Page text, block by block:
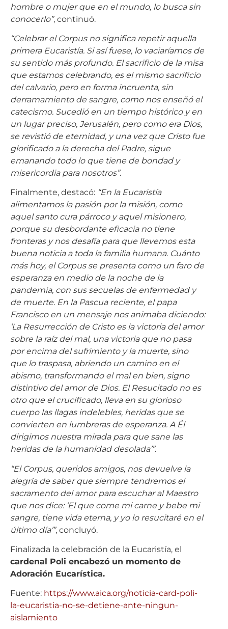
hombre o mujer que en el mundo, lo busca sin
conocerlo”, continuó.
“Celebrar el Corpus no significa repetir aquella
primera Eucaristía. Si así fuese, lo vaciaríamos de
su sentido más profundo. El sacrificio de la misa
que estamos celebrando, es el mismo sacrificio
del calvario, pero en forma incruenta, sin
derramamiento de sangre, como nos enseñó el
catecismo. Sucedió en un tiempo histórico y en
un lugar preciso, Jerusalén, pero como era Dios,
se revistió de eternidad, y una vez que Cristo fue
glorificado a la derecha del Padre, sigue
emanando todo lo que tiene de bondad y
misericordia para nosotros”.
Finalmente, destacó: “En la Eucaristía
alimentamos la pasión por la misión, como
aquel santo cura párroco y aquel misionero,
porque su desbordante eficacia no tiene
fronteras y nos desafía para que llevemos esta
buena noticia a toda la familia humana. Cuánto
más hoy, el Corpus se presenta como un faro de
esperanza en medio de la noche de la
pandemia, con sus secuelas de enfermedad y
de muerte. En la Pascua reciente, el papa
Francisco en un mensaje nos animaba diciendo:
‘La Resurrección de Cristo es la victoria del amor
sobre la raíz del mal, una victoria que no pasa
por encima del sufrimiento y la muerte, sino
que lo traspasa, abriendo un camino en el
abismo, transformando el mal en bien, signo
distintivo del amor de Dios. El Resucitado no es
otro que el crucificado, lleva en su glorioso
cuerpo las llagas indelebles, heridas que se
convierten en lumbreras de esperanza. A Él
dirigimos nuestra mirada para que sane las
heridas de la humanidad desolada’”.
“El Corpus, queridos amigos, nos devuelve la
alegría de saber que siempre tendremos el
sacramento del amor para escuchar al Maestro
que nos dice: ‘El que come mi carne y bebe mi
sangre, tiene vida eterna, y yo lo resucitaré en el
último día’”, concluyó.
Finalizada la celebración de la Eucaristía, el
cardenal Poli encabezó un momento de
Adoración Eucarística.
Fuente: https://www.aica.org/noticia-card-poli-
la-eucaristia-no-se-detiene-ante-ningun-
aislamiento